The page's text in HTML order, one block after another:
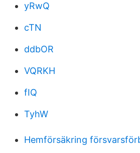
yRwQ
cTN
ddbOR
VQRKH
fIQ
TyhW
Hemförsäkring